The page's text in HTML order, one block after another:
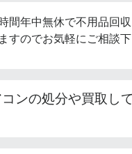
間年中無休で不用品回
すのでお気軽にご相談下
ンの処分や買取し